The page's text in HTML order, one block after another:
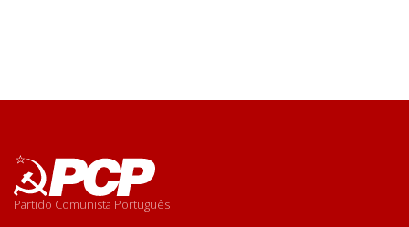
Partido Comunista Português